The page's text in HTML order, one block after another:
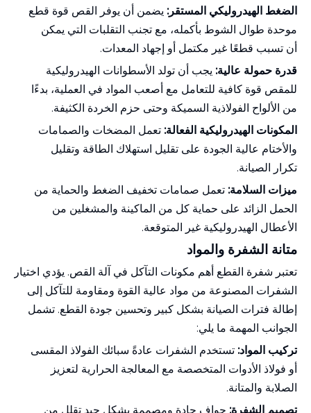
الضغط الهيدروليكي المستقر: يضمن أن يوفر القص قوة قطع
موحدة طوال الشوط بأكمله، مع تجنب التقلبات التي يمكن
أن تسبب قطعًا غير مكتمل أو إجهاد المعدات.
قدرة حمولة عالية: يجب أن تولد الأسطوانات الهيدروليكية
للمقص قوة كافية للتعامل مع أصعب المواد في العملية، بدءًا
من الألواح الفولاذية السميكة وحتى حزم الخردة الكثيفة.
المكونات الهيدروليكية الفعالة: تعمل المضخات والصمامات
والأختام عالية الجودة على تقليل استهلاك الطاقة وتقليل
تكرار الصيانة.
ميزات السلامة: تعمل صمامات تخفيف الضغط والحماية من
الحمل الزائد على حماية كل من الماكينة والمشغلين من
الأعطال الهيدروليكية غير المتوقعة.
متانة الشفرة والمواد
تعتبر شفرة القطع أهم مكونات التآكل في آلة القص. يؤدي اختيار
الشفرات المصنوعة من مواد عالية القوة ومقاومة للتآكل إلى
إطالة فترات الصيانة بشكل كبير وتحسين جودة القطع. تشمل
الجوانب المهمة ما يلي:
تركيب المواد: تستخدم الشفرات عادةً سبائك الفولاذ المقسى
أو فولاذ الأدوات المتخصصة مع المعالجة الحرارية لتعزيز
الصلابة والمتانة.
تصميم الشفرة: حواف حادة ومصممة بشكل جيد تقلل من